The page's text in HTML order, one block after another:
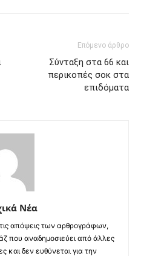
Επόμενο άρθρο
Σύνταξη στα 66 και
περικοπές σοκ στα
επιδόματα
Νέα
απόψεις των αρθρογράφων,
που αναδημοσιεύει από άλλες
και δεν ευθύνεται για την